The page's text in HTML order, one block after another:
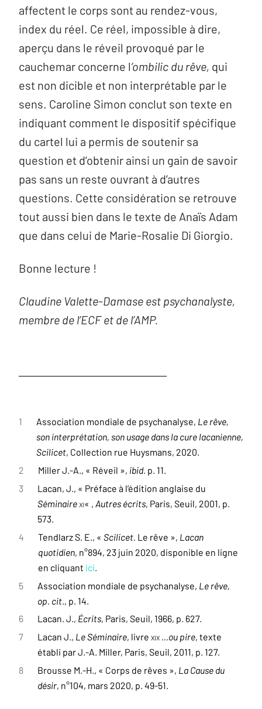
affectent le corps sont au rendez-vous,
index du réel. Ce réel, impossible à dire,
aperçu dans le réveil provoqué par le
cauchemar concerne l’ombilic du rêve, qui
est non dicible et non interprétable par le
sens. Caroline Simon conclut son texte en
indiquant comment le dispositif spécifique
du cartel lui a permis de soutenir sa
question et d’obtenir ainsi un gain de savoir
pas sans un reste ouvrant à d’autres
questions. Cette considération se retrouve
tout aussi bien dans le texte de Anaïs Adam
que dans celui de Marie-Rosalie Di Giorgio.
Bonne lecture !
Claudine Valette-Damase est psychanalyste,
membre de l’ECF et de l’AMP.
1 Association mondiale de psychanalyse, Le rêve,
son interprétation, son usage dans la cure lacanienne,
Scilicet, Collection rue Huysmans, 2020.
2
Miller J.-A., « Réveil », ibid. p. 11.
3
Lacan, J., « Préface à l’édition anglaise du
Séminaire XI« , Autres écrits, Paris, Seuil, 2001, p.
573.
4
Tendlarz S. E., « Scilicet. Le rêve », Lacan
quotidien, n°894, 23 juin 2020, disponible en ligne
en cliquant ici.
5
Association mondiale de psychanalyse, Le rêve,
op. cit ., p. 14.
6
Lacan. J., Écrits, Paris, Seuil, 1966, p. 627.
7
Lacan J., Le Séminaire, livre xix …ou pire, texte
établi par J.-A. Miller, Paris, Seuil, 2011, p. 127.
8
Brousse M.-H., « Corps de rêves », La Cause du
désir, n°104, mars 2020, p. 49-51.